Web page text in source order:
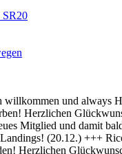
SR20
bei deiner Ausbildung (26.05.) +++ Richard hat seinen 1. Solo-Flug absolviert. Herzlichen Glückwunsch und Always Happy Landings! (21.05.) +++ Die FFG hat ein neues Vereinsmitglied. Herzlich Willkommen, Christian, und viele schöne Flüge. (14.05.) +++ Hendrik hat die LAPL-Prüfung bestanden! Herzlichen Glückwunsch und Always Happy Landings! (12.04.) +++ Wir begrüßen Malte als neues Mitglied der FFG! Viel Spass und always Happy Landings! (01.04.) +++ Herzlich Willkommen bei der FFG, Tim-Oliver! Viel Spaß und Erfolg bei deiner Ausbildung! (01.04.) +++ Felix und Norman haben die Nachtflugberechtigung erworben! Herzlichen Glückwunsch und Always Bright Moonlight! (18.03.) +++ Daniel hat die Nachtflugberechtigung erworben! Herzlichen Glückwunsch und Always Bright Moonlight! (29.02.) +++ Stefan hat seine praktische PPL-Prüfung bestanden! Gratulation und weiterhin Happy Landings! (16.02.) +++ Max hat seine Nachtflugqualifikation erhalten. Herzlichen Glückwünsch und Always happy landings! (28.01.) +++ >>> Bristell D-ENYY eingetroffen <<< Herzlich Willkommen bei der FFG, Eduard! Viel Spaß und Erfolg bei deiner Ausbildung! (15.01.) +++ Die FFG